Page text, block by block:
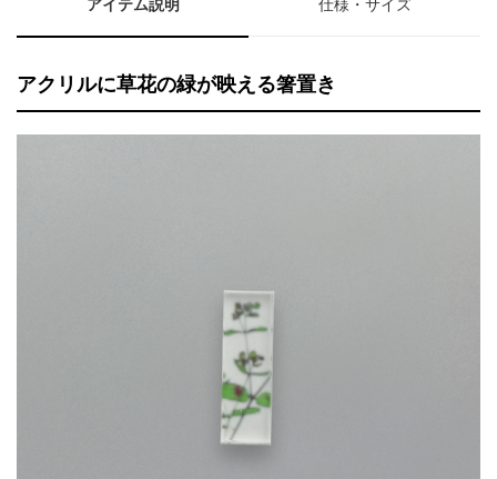
アイテム説明 仕様・サイズ
アクリルに草花の緑が映える箸置き